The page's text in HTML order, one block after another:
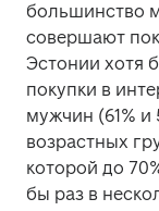
большинство
совершают
Эстонии хотя
покупки в
мужчин (61% и
возрастных
которой до
бы раз в